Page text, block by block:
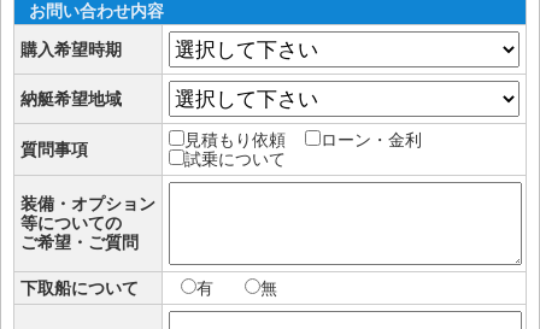
お問い合わせ内容
購入希望時期
納艇希望地域
質問事項 見積もり依頼
ローン・金利
試乗について
装備・オプション
等についての
ご希望・ご質問
下取船について 有 無